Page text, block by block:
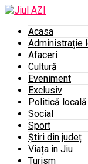
Acasa
Administrație
Afaceri
Cultură
Eveniment
Exclusiv
Politică locală
Social
Sport
Știri din județ
Viața în Jiu
Turism